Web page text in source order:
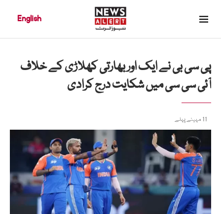
English
پی سی بی نے ایک اور بھارتی کھلاڑی کے خلاف
آئی سی سی میں شکایت درج کرادی
11 مہینے پہلے